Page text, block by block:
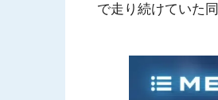
で走り続けていた